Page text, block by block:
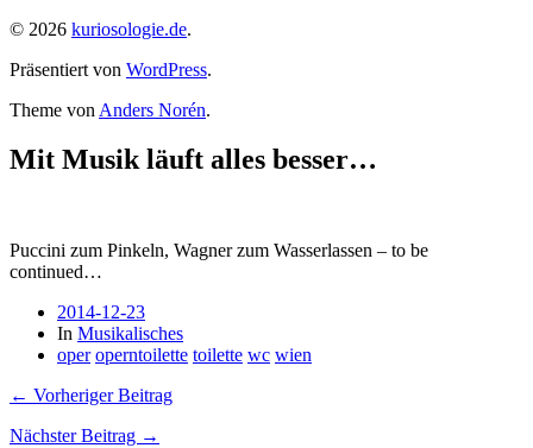
© 2026 kuriosologie.de.
Präsentiert von WordPress.
Theme von Anders Norén.
Mit Musik läuft alles besser…
Puccini zum Pinkeln, Wagner zum Wasserlassen – to be
continued…
2014-12-23
In Musikalisches
oper operntoilette toilette wc wien
← Vorheriger Beitrag
Nächster Beitrag →